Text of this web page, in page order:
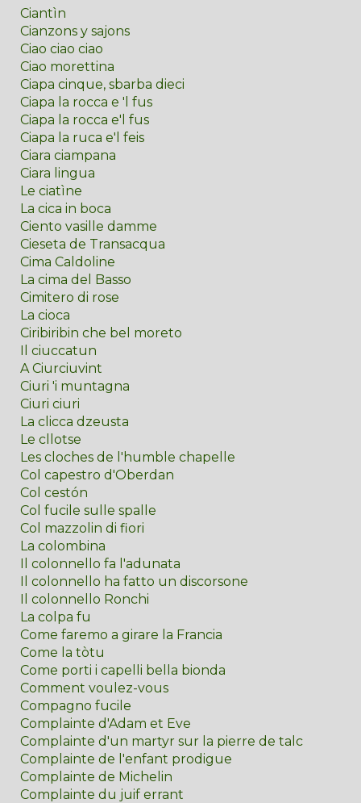
Ciantìn
Cianzons y sajons
Ciao ciao ciao
Ciao morettina
Ciapa cinque, sbarba dieci
Ciapa la rocca e 'l fus
Ciapa la rocca e'l fus
Ciapa la ruca e'l feis
Ciara ciampana
Ciara lingua
Le ciatìne
La cica in boca
Ciento vasille damme
Cieseta de Transacqua
Cima Caldoline
La cima del Basso
Cimitero di rose
La cioca
Ciribiribin che bel moreto
Il ciuccatun
A Ciurciuvint
Ciuri 'i muntagna
Ciuri ciuri
La clicca dzeusta
Le cllotse
Les cloches de l'humble chapelle
Col capestro d'Oberdan
Col cestón
Col fucile sulle spalle
Col mazzolin di fiori
La colombina
Il colonnello fa l'adunata
Il colonnello ha fatto un discorsone
Il colonnello Ronchi
La colpa fu
Come faremo a girare la Francia
Come la tòtu
Come porti i capelli bella bionda
Comment voulez-vous
Compagno fucile
Complainte d'Adam et Eve
Complainte d'un martyr sur la pierre de talc
Complainte de l'enfant prodigue
Complainte de Michelin
Complainte du juif errant